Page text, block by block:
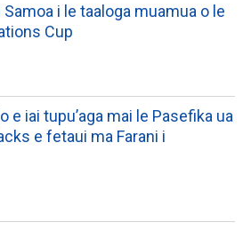
i le taaloga muamua o le
Cup
e iai tupu’aga mai le Pasefika ua
e fetaui ma Farani i